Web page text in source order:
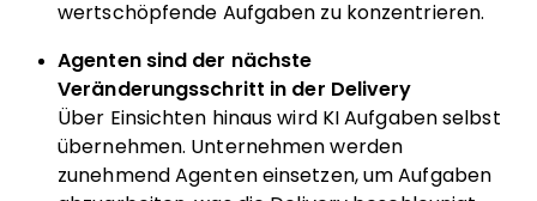
wertschöpfende Aufgaben zu konzentrieren.
Agenten sind der nächste
Veränderungsschritt in der Delivery
Über Einsichten hinaus wird KI Aufgaben selbst
übernehmen. Unternehmen werden
zunehmend Agenten einsetzen, um Aufgaben